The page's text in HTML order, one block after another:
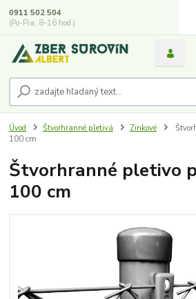
0911 502 504
(Po-Pia, 8-16 hod.)
Úvod Štvorhranné pletivá Zinkové
100 cm
Štvorhranné pletivo
100 cm